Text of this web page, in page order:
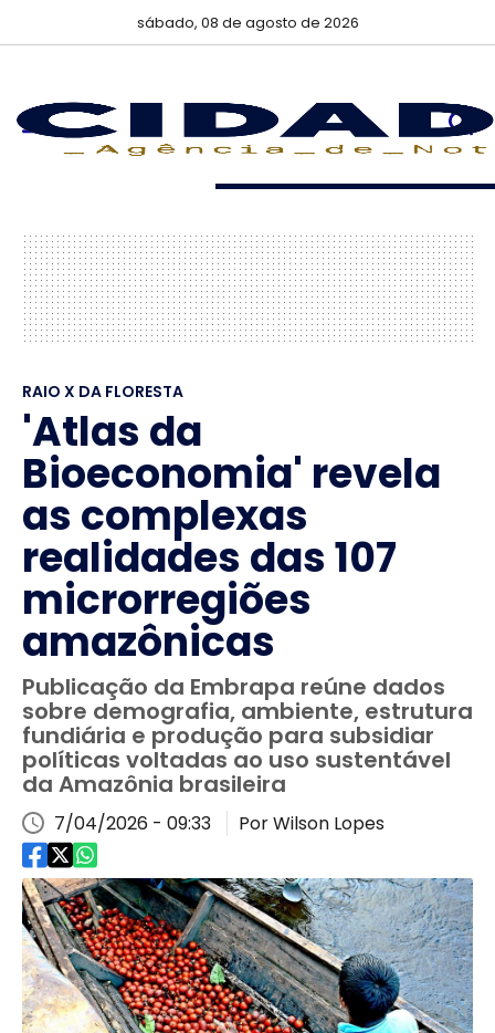
sábado, 08 de agosto de 2026
RAIO X DA FLORESTA
'Atlas da
Bioeconomia' revela
as complexas
realidades das 107
microrregiões
amazônicas
Publicação da Embrapa reúne dados
sobre demografia, ambiente, estrutura
fundiária e produção para subsidiar
políticas voltadas ao uso sustentável
da Amazônia brasileira
7/04/2026 - 09:33 Por Wilson Lopes